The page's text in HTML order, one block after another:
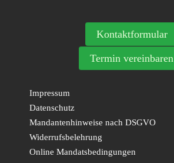
Kontaktformular
Termin vereinbaren
Impressum
Datenschutz
Mandantenhinweise nach DSGVO
Widerrufsbelehrung
Online Mandatsbedingungen